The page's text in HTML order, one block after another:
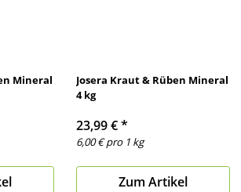
Mineral
Josera Kraut & Rüben Mineral
4 kg
23,99 €*
6,00 € pro 1 kg
Zum Artikel